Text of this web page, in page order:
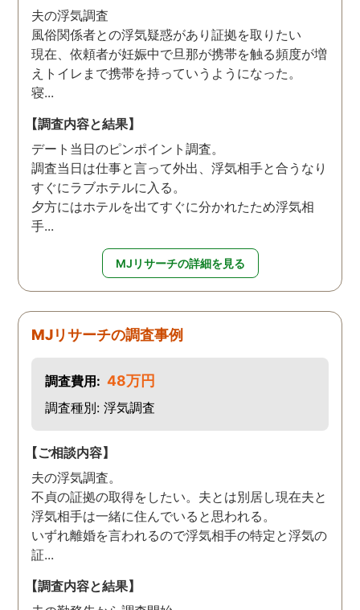
夫の浮気調査
風俗関係者との浮気疑惑があり証拠を取りたい
現在、依頼者が妊娠中で旦那が携帯を触る頻度が増
えトイレまで携帯を持っていうようになった。
寝...
【調査内容と結果】
デート当日のピンポイント調査。
調査当日は仕事と言って外出、浮気相手と合うなり
すぐにラブホテルに入る。
夕方にはホテルを出てすぐに分かれたため浮気相
手...
MJリサーチの詳細を見る
MJリサーチの調査事例
調査費用: 48万円
調査種別: 浮気調査
【ご相談内容】
夫の浮気調査。
不貞の証拠の取得をしたい。夫とは別居し現在夫と
浮気相手は一緒に住んでいると思われる。
いずれ離婚を言われるので浮気相手の特定と浮気の
証...
【調査内容と結果】